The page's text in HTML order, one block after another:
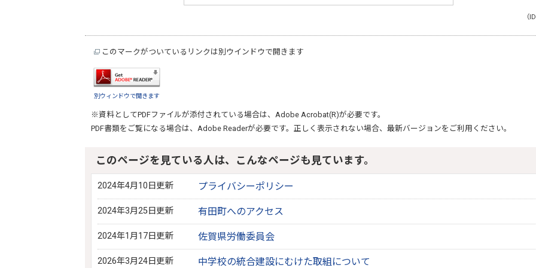
（
このマークがついているリンクは別ウインドウで開きます
別ウィンドウで開きます
※資料としてPDFファイルが添付されている場合は、 Adobe Acrobat(R)が必要です。
PDF書類をご覧になる場合は、 Adobe Readerが必要です。正しく表示されない場合、最新バージョンをご利用ください。
このページを見ている人は、こんなページも見ています。
2024年4月10日更新 プライバシーポリシー
2024年3月25日更新 有田町へのアクセス
2024年1月17日更新 佐賀県労働委員会
2026年3月24日更新 中学校の統合建設にむけた取組について